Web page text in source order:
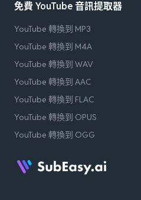
免費 YouTube 音訊提取器
YouTube 轉換到 MP3
YouTube 轉換到 M4A
YouTube 轉換到 WAV
YouTube 轉換到 AAC
YouTube 轉換到 FLAC
YouTube 轉換到 OPUS
YouTube 轉換到 OGG